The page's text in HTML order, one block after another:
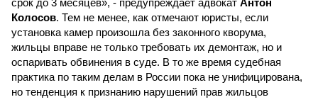
срок до 3 месяцев», - предупреждает адвокат Антон
Колосов. Тем не менее, как отмечают юристы, если
установка камер произошла без законного кворума,
жильцы вправе не только требовать их демонтаж, но и
оспаривать обвинения в суде. В то же время судебная
практика по таким делам в России пока не унифицирована,
но тенденция к признанию нарушений прав жильцов